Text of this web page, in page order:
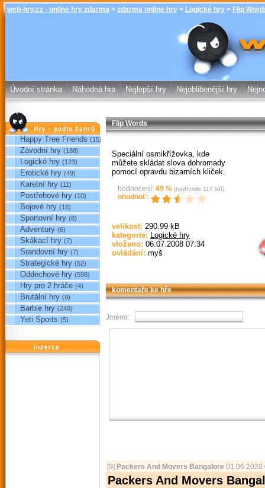
web-hry.cz - online hry zdarma > zdarma online hry > Logické hry > Flip
Flip Words
online hry
Úvodní stránka Náhodná hra Nejlepší hry Nejoblibenější hry
Hry podle žánrů
Happy Tree Friends (15)
Závodní hry (188)
Logické hry (123)
Erotické hry (49)
Karetní hry (11)
Postřehové hry (10)
Bojové hry (18)
Sportovní hry (8)
Adventury (6)
Skákací hry (7)
Srandovní hry (7)
Strategické hry (52)
Oddechové hry (598)
Hry pro 2 hráče (4)
Brutální hry (9)
Barbie hry (248)
Yeti Sports (5)
reklama
Flip Words
Speciální osmikřížovka, kde
můžete skládat slova dohromady
pomocí opravdu bizarních kliček.
hodnocení: 49 % (hodnotilo 117 lidí)
ohodnoť:
velikost: 290.99 kB
kategorie: Logické hry
vloženo: 06.07.2008 07:34
ovládání: myš
komentaře ke hře
Jméno:
[9] Packers And Movers Bangalore 01.06.2020
Packers And Movers